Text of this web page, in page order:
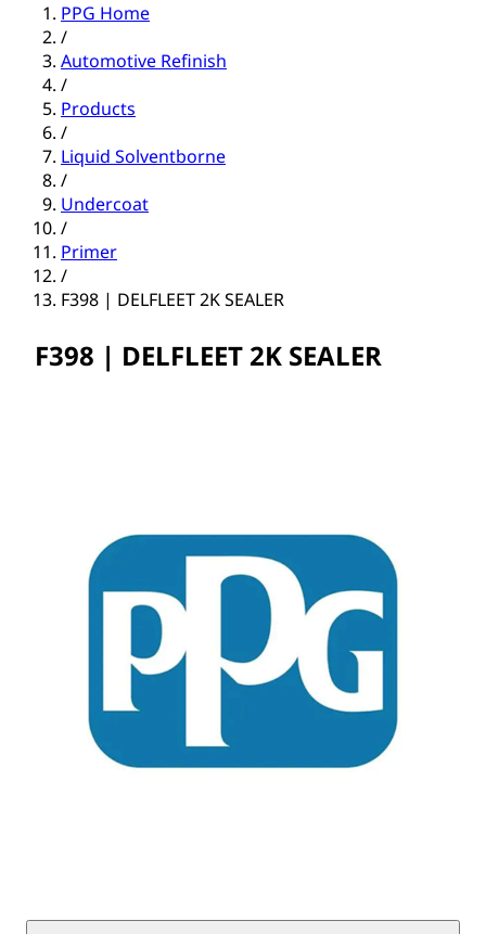
PPG Home
/
Automotive Refinish
/
Products
/
Liquid Solventborne
/
Undercoat
/
Primer
/
F398 | DELFLEET 2K SEALER
F398 | DELFLEET 2K SEALER